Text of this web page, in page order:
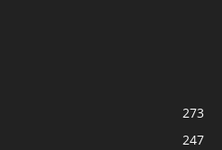
273
247